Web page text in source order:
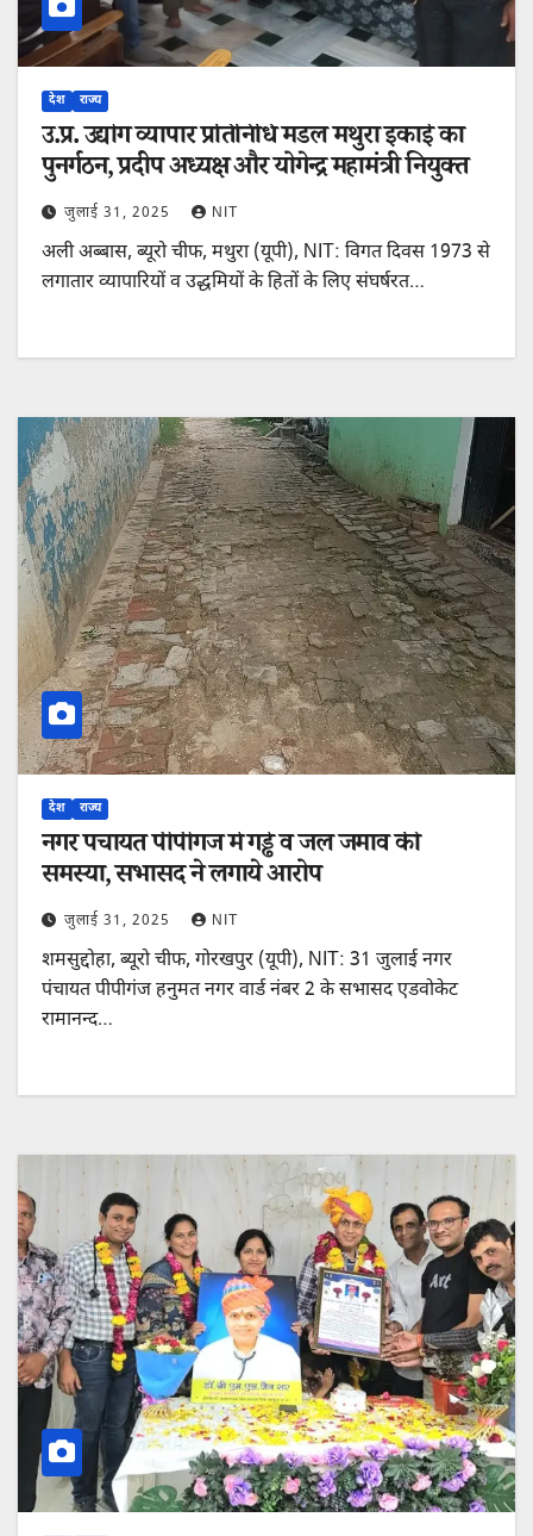
देश राज्य
उ.प्र. उद्योग व्यापार प्रतिनिधि मंडल मथुरा इकाई का
पुनर्गठन, प्रदीप अध्यक्ष और योगेन्द्र महामंत्री नियुक्त
जुलाई 31, 2025 NIT
अली अब्बास, ब्यूरो चीफ, मथुरा (यूपी), NIT: विगत दिवस 1973 से
लगातार व्यापारियों व उद्धमियों के हितों के लिए संघर्षरत…
देश राज्य
नगर पंचायत पीपीगंज में गड्ढे व जल जमाव की
समस्या, सभासद ने लगाये आरोप
जुलाई 31, 2025 NIT
शमसुद्दोहा, ब्यूरो चीफ, गोरखपुर (यूपी), NIT: 31 जुलाई नगर
पंचायत पीपीगंज हनुमत नगर वार्ड नंबर 2 के सभासद एडवोकेट
रामानन्द…